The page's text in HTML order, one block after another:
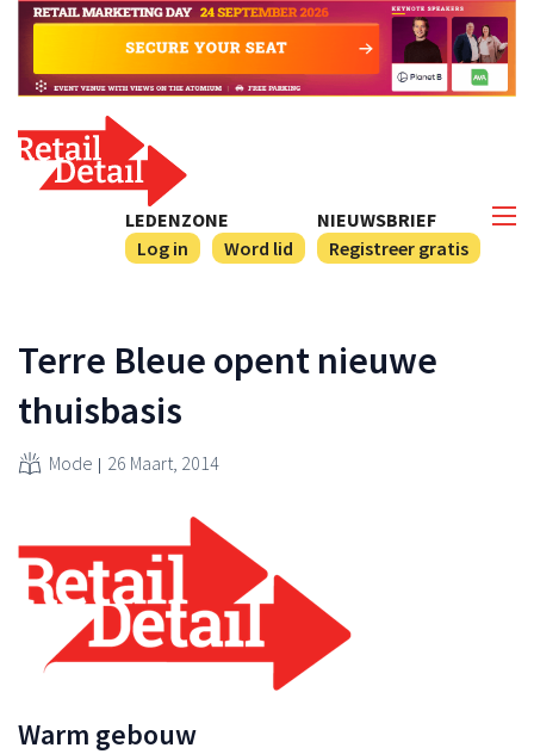
NIEUWSBRIEF
Registreer gratis
LEDENZONE
Log in
Word lid
Terre Bleue opent nieuwe
thuisbasis
Mode 26 Maart, 2014
Warm gebouw